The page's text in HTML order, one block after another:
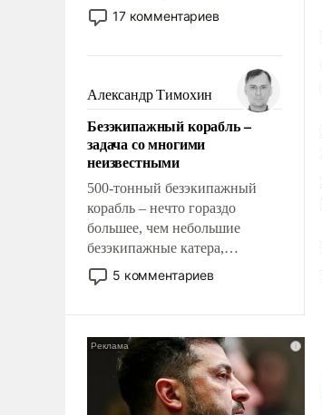
принадлежит, а кого из нее
исключили с правом
чем она отличается от просто
образованных людей. Иногда
казалось, что эти вопросы
решены раз и навсегда, но –
нет, не решены.
17 комментариев
Александр Тимохин
Безэкипажный корабль –
задача со многими
неизвестными
500-тонный безэкипажный
корабль – нечто гораздо
большее, чем небольшие
безэкипажные катера,
применение которых уже
стало обыденностью. Задача по
и ее реализация радикально
поднимет наши боевые
возможности.
5 комментариев